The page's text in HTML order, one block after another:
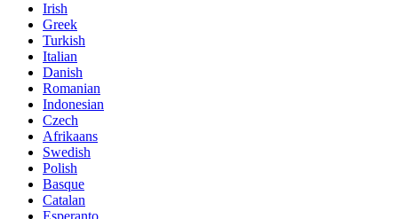
Irish
Greek
Turkish
Italian
Danish
Romanian
Indonesian
Czech
Afrikaans
Swedish
Polish
Basque
Catalan
Esperanto